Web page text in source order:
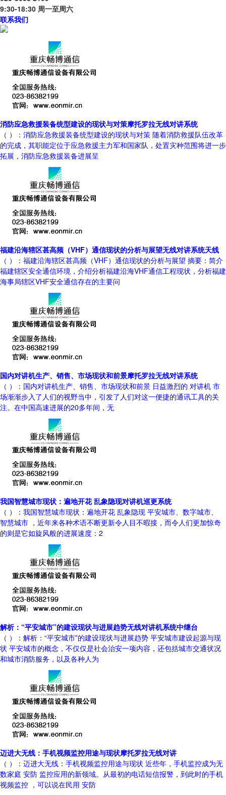
9:30-18:30 周一至周六
联系我们
消防应急救援装备统型建设的现状与对策摩托罗拉无线对讲系统
（ ）：消防应急救援装备统型建设的现状与对策 随着消防救援队伍改革
的完成，其职能定位于应急救援主力军和国家队，处置灾种范围将进一步
拓展，消防应急救援装备进展呈
福建沿海辖区甚高频（VHF）通信现状的分析与展望无线对讲系统天线
（ ）：福建沿海辖区甚高频（VHF）通信现状的分析与展望 摘要：简介
福建辖区安全通信环境，介绍分析福建沿海VHF通信工程现状，分析福建
海事局辖区VHF安全通信存在的主要问
国内对讲机生产、销售、市场现状和前景摩托罗拉无线对讲系统
（ ）：国内对讲机生产、销售、市场现状和前景 日益激烈的 对讲机 市
场渐渐步入了人们的视野当中，引发了人们对这一便捷的通讯工具的关
注。在中国高速进展的20多年间，无
我国智慧城市现状：遍地开花 乱象隐现对讲机巡更系统
（ ）：我国智慧城市现状：遍地开花 乱象隐现 平安城市、数字城市、
智慧城市 ，近年来各种术语不断更新令人目不暇接，而令人们更加惊奇
的则是它如旋风般的进展速度：2
解析：“平安城市”的建设现状与进展趋势无线对讲机系统中继台
（ ）：解析：“平安城市”的建设现状与进展趋势 平安城市建设起源与现
状 平安城市的概念，不仅仅是社会治安一项内容，还包括城市交通状况
和城市消防服务，以及各种人为
迈进大无线：手机视频监控用途与现状摩托罗拉无线对讲
（ ）：迈进大无线：手机视频监控用途与现状 近些年，手机监控成为无
数家庭 安防 监控应用的新领域。从最初的电话短信报警，到此时的手机
视频监控 ，可以说在民用 安防